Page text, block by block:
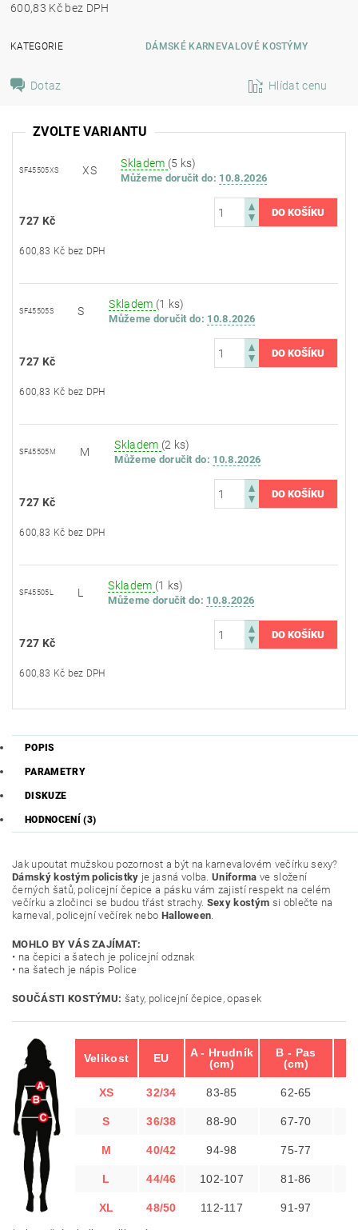
600,83 Kč bez DPH
KATEGORIE DÁMSKÉ KARNEVALOVÉ KOSTÝMY
Dotaz Hlídat cenu
ZVOLTE VARIANTU
SF45505XS XS
Skladem (5 ks)
Můžeme doručit do: 10.8.2026
727 Kč
600,83 Kč bez DPH
SF45505S S
Skladem (1 ks)
Můžeme doručit do: 10.8.2026
727 Kč
600,83 Kč bez DPH
SF45505M M
Skladem (2 ks)
Můžeme doručit do: 10.8.2026
727 Kč
600,83 Kč bez DPH
SF45505L L
Skladem (1 ks)
Můžeme doručit do: 10.8.2026
727 Kč
600,83 Kč bez DPH
POPIS
PARAMETRY
DISKUZE
HODNOCENÍ (3)
Jak upoutat mužskou pozornost a být na karnevalovém večírku sexy?
Dámský kostým policistky je jasná volba.Uniforma ve složení
černých šatů, policejní čepice a pásku vám zajistí respekt na celém
večírku a zločinci se budou třást strachy. Sexy kostým si oblečte na
karneval, policejní večírek nebo Halloween.
MOHLO BY VÁS ZAJÍMAT:
• na čepici a šatech je policejní odznak
• na šatech je nápis Police
SOUČÁSTI KOSTÝMU: šaty, policejní čepice, opasek
Velikost EU
A - Hrudník
(cm)
B - Pas
(cm)
XS 32/34 83-85 62-65
S 36/38 88-90 67-70
M 40/42 94-98 75-77
L 44/46 102-107 81-86
XL 48/50 112-117 91-97